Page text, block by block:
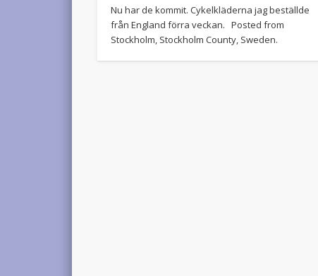
Nu har de kommit. Cykelkläderna jag beställde
från England förra veckan. Posted from
Stockholm, Stockholm County, Sweden.